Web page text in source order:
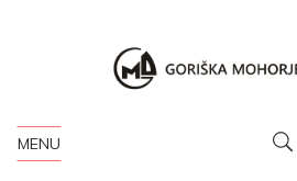
MENU